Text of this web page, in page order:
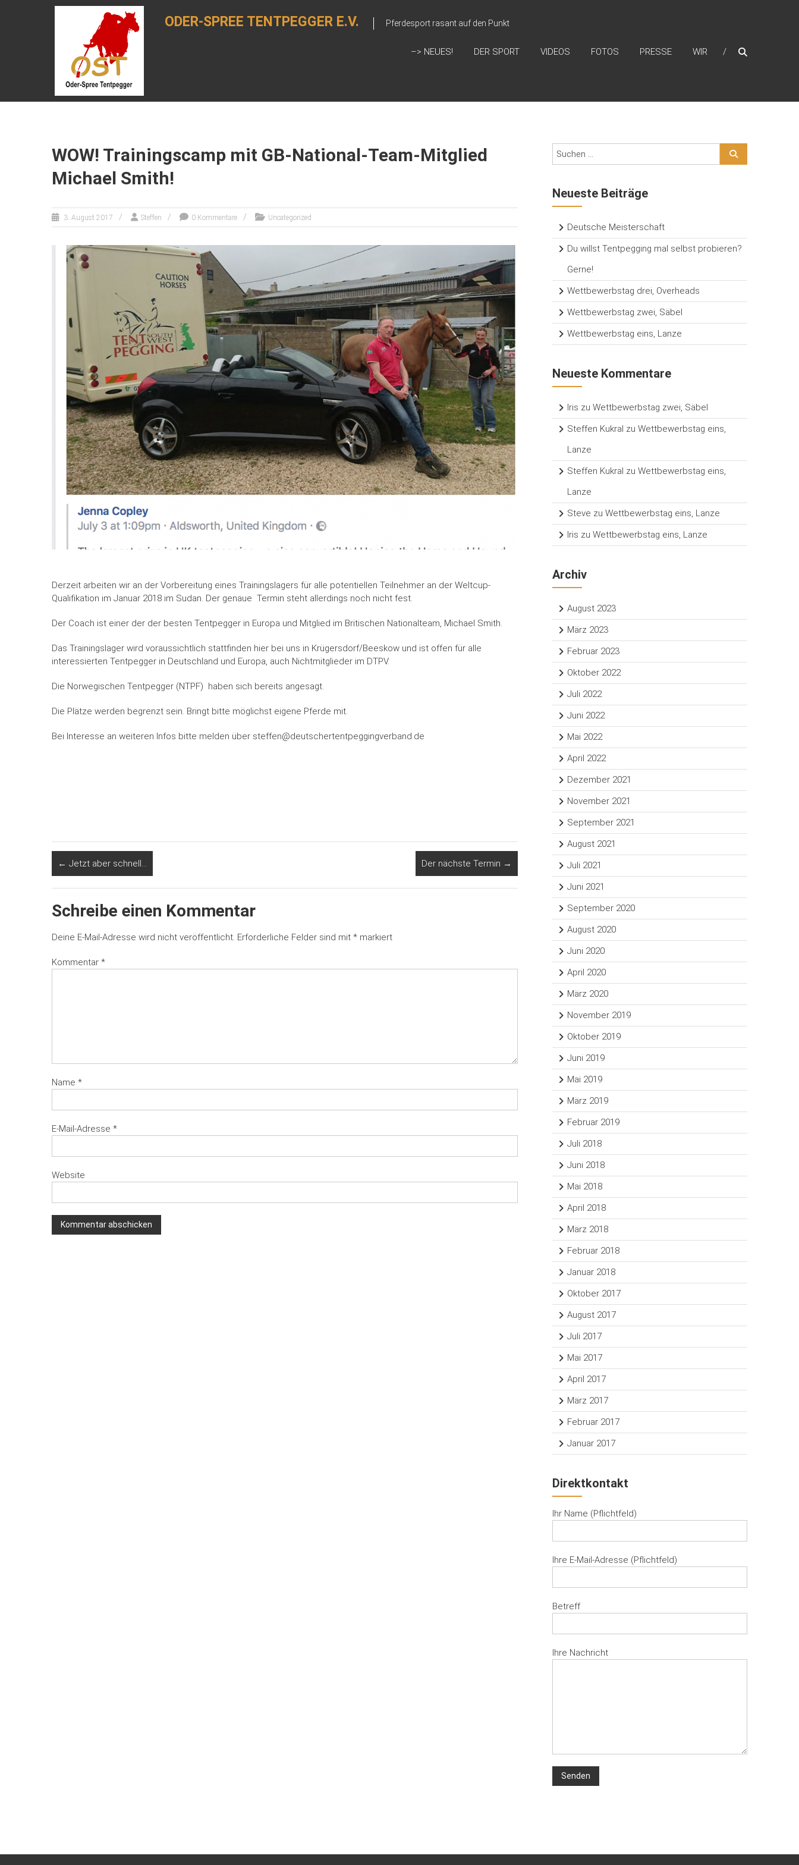
ODER-SPREE TENTPEGGER E.V. Pferdesport rasant auf den Punkt
–> NEUES! DER SPORT VIDEOS FOTOS PRESSE WIR
WOW! Trainingscamp mit GB-National-Team-Mitglied
Michael Smith!
3. August 2017 Steffen 0 Kommentare Uncategorized
Derzeit arbeiten wir an der Vorbereitung eines Trainingslagers für alle potentiellen Teilnehmer an der Weltcup-
Qualifikation im Januar 2018 im Sudan. Der genaue Termin steht allerdings noch nicht fest.
Der Coach ist einer der der besten Tentpegger in Europa und Mitglied im Britischen Nationalteam, Michael Smith.
Das Trainingslager wird voraussichtlich stattfinden hier bei uns in Krügersdorf/Beeskow und ist offen für alle
interessierten Tentpegger in Deutschland und Europa, auch Nichtmitglieder im DTPV.
Die Norwegischen Tentpegger (NTPF) haben sich bereits angesagt.
Die Plätze werden begrenzt sein. Bringt bitte möglichst eigene Pferde mit.
Bei Interesse an weiteren Infos bitte melden über steffen@deutschertentpeggingverband.de
← Jetzt aber schnell… Der nächste Termin →
Schreibe einen Kommentar
Deine E-Mail-Adresse wird nicht veröffentlicht. Erforderliche Felder sind mit * markiert
Kommentar *
Name *
E-Mail-Adresse *
Website
Neueste Beiträge
Deutsche Meisterschaft
Du willst Tentpegging mal selbst probieren?
Gerne!
Wettbewerbstag drei, Overheads
Wettbewerbstag zwei, Säbel
Wettbewerbstag eins, Lanze
Neueste Kommentare
Iris zuWettbewerbstag zwei, Säbel
Steffen Kukral zuWettbewerbstag eins,
Lanze
Steffen Kukral zuWettbewerbstag eins,
Lanze
Steve zuWettbewerbstag eins, Lanze
Iris zuWettbewerbstag eins, Lanze
Archiv
August 2023
März 2023
Februar 2023
Oktober 2022
Juli 2022
Juni 2022
Mai 2022
April 2022
Dezember 2021
November 2021
September 2021
August 2021
Juli 2021
Juni 2021
September 2020
August 2020
Juni 2020
April 2020
März 2020
November 2019
Oktober 2019
Juni 2019
Mai 2019
März 2019
Februar 2019
Juli 2018
Juni 2018
Mai 2018
April 2018
März 2018
Februar 2018
Januar 2018
Oktober 2017
August 2017
Juli 2017
Mai 2017
April 2017
März 2017
Februar 2017
Januar 2017
Direktkontakt
Ihr Name (Pflichtfeld)
Ihre E-Mail-Adresse (Pflichtfeld)
Betreff
Ihre Nachricht